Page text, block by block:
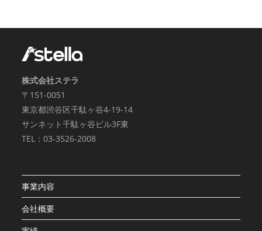
株式会社ステラ
〒151-0051
東京都渋谷区千駄ヶ谷4-19-14
サンネット千駄ヶ谷ビル3F東
TEL：03-3526-2008
事業内容
会社概要